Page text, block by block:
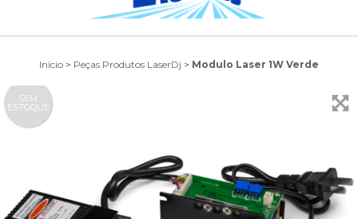
Início > Peças Produtos LaserDj > Modulo Laser 1W Verde
SEM
ESTOQUE